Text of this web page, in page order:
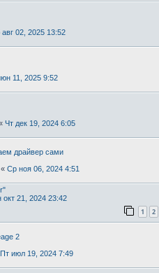
02, 2025 13:52
11, 2025 9:52
Чт дек 19, 2024 6:05
драйвер сами
« Ср ноя 06, 2024 4:51
окт 21, 2024 23:42
1 2
2
Пт июл 19, 2024 7:49